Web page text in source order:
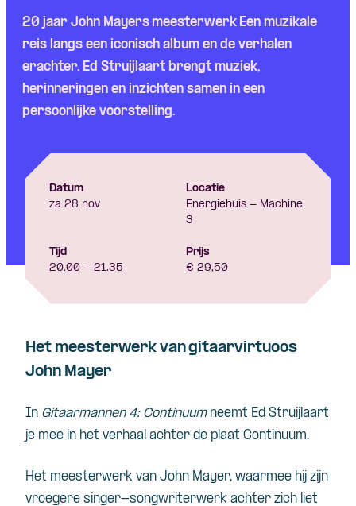
20 jaar John Mayers meesterwerk Een muzikale
reis langs een iconisch album en de verhalen
erachter. Ed Struijlaart brengt muziek,
herinneringen en inzichten samen in een
persoonlijke voorstelling.
Datum
za 28 nov
Locatie
Energiehuis - Machine
3
Tijd
20.00 - 21.35
Prijs
€ 29,50
Het meesterwerk van gitaarvirtuoos
John Mayer
In Gitaarmannen 4: Continuumneemt Ed Struijlaart
je mee in het verhaal achter de plaat Continuum.
Het meesterwerk van John Mayer, waarmee hij zijn
vroegere singer-songwriterwerk achter zich liet